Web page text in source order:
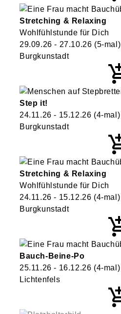
Stretching & Relaxing
Wohlfühlstunde für Dich
29.09.26 - 27.10.26 (5-mal)
Burgkunstadt
Step it!
24.11.26 - 15.12.26 (4-mal)
Burgkunstadt
Stretching & Relaxing
Wohlfühlstunde für Dich
24.11.26 - 15.12.26 (4-mal)
Burgkunstadt
Bauch-Beine-Po
25.11.26 - 16.12.26 (4-mal)
Lichtenfels